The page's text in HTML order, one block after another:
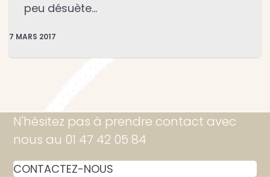
peu désuète…
7 MARS 2017
N'hésitez pas à prendre contact avec
nous au 01 47 42 05 84
CONTACTEZ-NOUS